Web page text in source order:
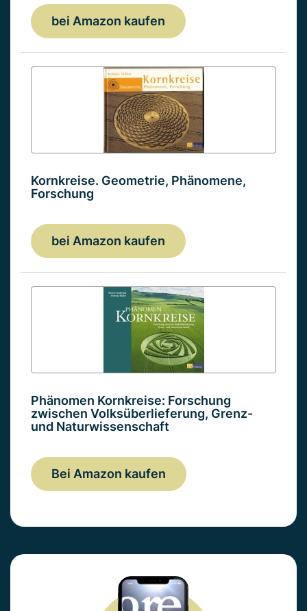
bei Amazon kaufen
Kornkreise. Geometrie, Phänomene,
Forschung
bei Amazon kaufen
Phänomen Kornkreise: Forschung
zwischen Volksüberlieferung, Grenz-
und Naturwissenschaft
Bei Amazon kaufen